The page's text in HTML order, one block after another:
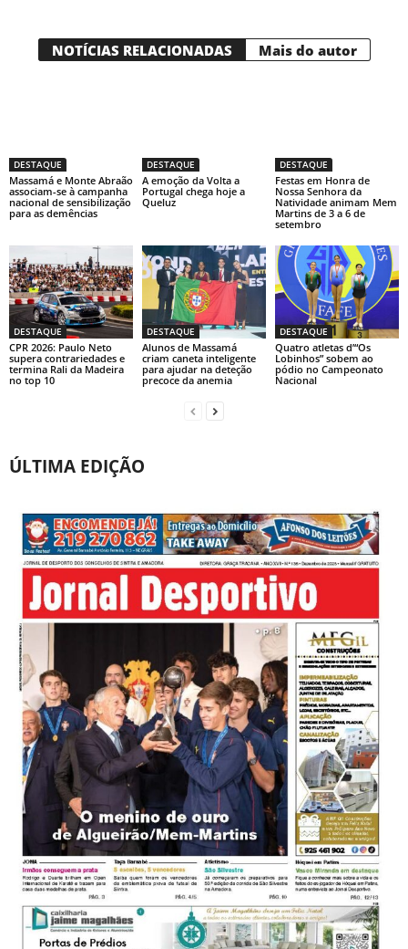
NOTÍCIAS RELACIONADAS Mais do autor
DESTAQUE
Massamá e Monte Abraão
associam-se à campanha
nacional de sensibilização
para as demências
DESTAQUE
A emoção da Volta a
Portugal chega hoje a
Queluz
DESTAQUE
Festas em Honra de
Nossa Senhora da
Natividade animam Mem
Martins de 3 a 6 de
setembro
DESTAQUE
CPR 2026: Paulo Neto
supera contrariedades e
termina Rali da Madeira
no top 10
DESTAQUE
Alunos de Massamá
criam caneta inteligente
para ajudar na deteção
precoce da anemia
DESTAQUE
Quatro atletas d’“Os
Lobinhos” sobem ao
pódio no Campeonato
Nacional
ÚLTIMA EDIÇÃO